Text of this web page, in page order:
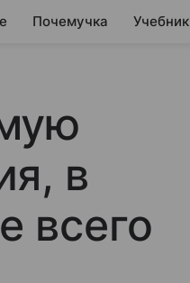
Почемучка Учебник
в
всего